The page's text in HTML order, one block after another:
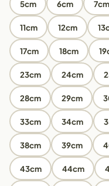
5cm 6cm 7cm
11cm 12cm
17cm 18cm
23cm 24cm
28cm 29cm
33cm 34cm
38cm 39cm
43cm 44cm